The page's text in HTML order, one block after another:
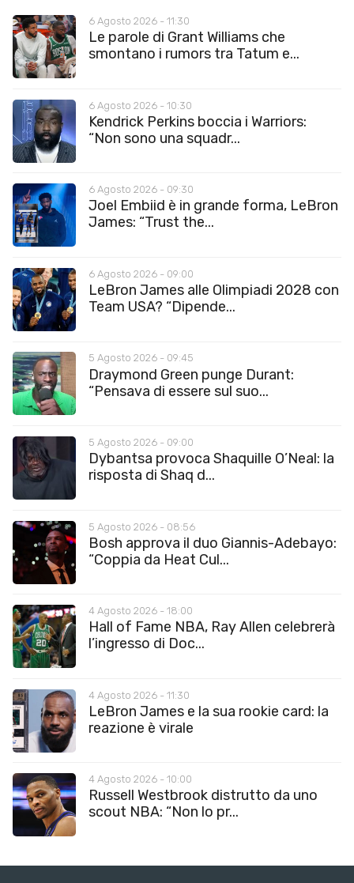
6 Agosto 2026 - 11:30
Le parole di Grant Williams che
smontano i rumors tra Tatum e...
6 Agosto 2026 - 10:30
Kendrick Perkins boccia i Warriors:
“Non sono una squadr...
6 Agosto 2026 - 09:30
Joel Embiid è in grande forma, LeBron
James: “Trust the...
6 Agosto 2026 - 09:00
LeBron James alle Olimpiadi 2028 con
Team USA? “Dipende...
5 Agosto 2026 - 09:45
Draymond Green punge Durant:
“Pensava di essere sul suo...
5 Agosto 2026 - 09:00
Dybantsa provoca Shaquille O’Neal: la
risposta di Shaq d...
5 Agosto 2026 - 08:56
Bosh approva il duo Giannis-Adebayo:
“Coppia da Heat Cul...
4 Agosto 2026 - 18:00
Hall of Fame NBA, Ray Allen celebrerà
l’ingresso di Doc...
4 Agosto 2026 - 11:30
LeBron James e la sua rookie card: la
reazione è virale
4 Agosto 2026 - 10:00
Russell Westbrook distrutto da uno
scout NBA: “Non lo pr...